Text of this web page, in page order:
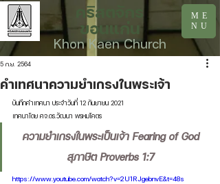
ME
NU
คริสตจักร
ขอนแก่น
Khon Kaen Church
คำเทศนาความยำเกรงในพระเจ้า
5 ก.ย. 2564
บันทึกคำเทศนา ประจำวันที่ 12 กันยายน 2021
เทศนาโดย ศจ.ดร.วัฒนา พรหมโคตร
ความยำเกรงในพระเป็นเจ้า Fearing of God
สุภาษิต Proverbs 1:7
https://www.youtube.com/watch?v=2U1RJgebnvE&t=48s